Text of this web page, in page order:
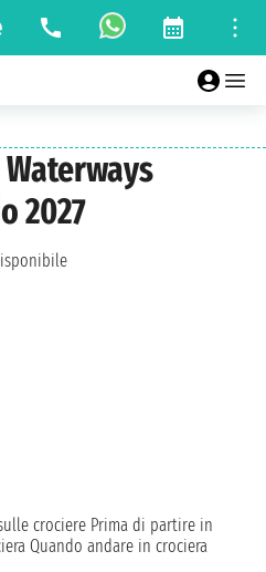
2027
crociere Prima di partire in
Quando andare in crociera